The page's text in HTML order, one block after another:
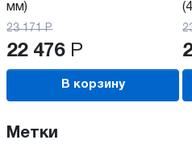
мм)
23 171 Р
22 476 Р
В корзину
Метки